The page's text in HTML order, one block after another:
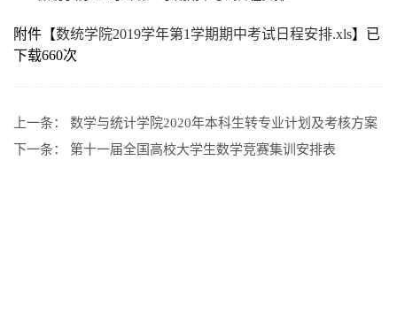
附件【数统学院2019学年第1学期期中考试日程安排.xls】已
下载660次
上一条： 数学与统计学院2020年本科生转专业计划及考核方案
下一条： 第十一届全国高校大学生数学竞赛集训安排表